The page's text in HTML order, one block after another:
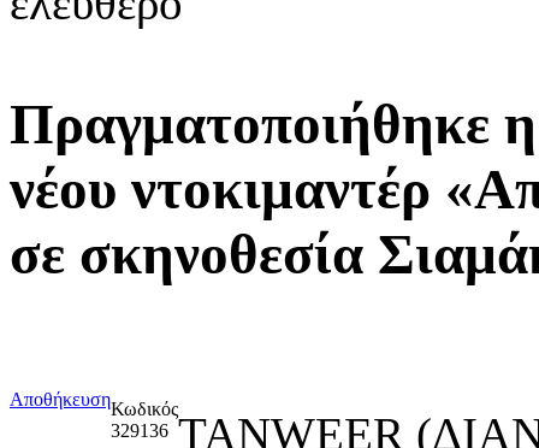
Πραγματοποιήθηκε
νέου ντοκιμαντέρ
σε σκηνοθεσία
ΑποθήκευσηΚωδικός
329136 TANWEER